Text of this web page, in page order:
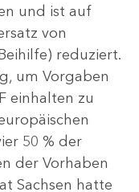
und ist auf
von
reduziert.
um Vorgaben
einhalten zu
50 % der
der Vorhaben
Sachsen hatte